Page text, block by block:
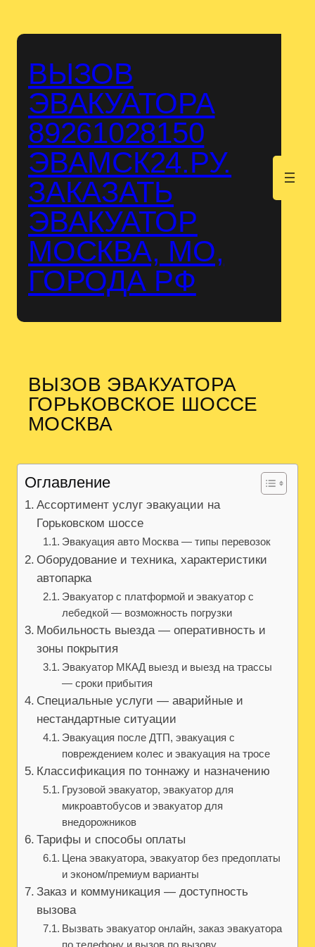
ВЫЗОВ
ЭВАКУАТОРА
89261028150
ЭВАМСК24.РУ.
ЗАКАЗАТЬ
ЭВАКУАТОР
МОСКВА, МО,
ГОРОДА РФ
ВЫЗОВ ЭВАКУАТОРА
ГОРЬКОВСКОЕ ШОССЕ
МОСКВА
Оглавление
Ассортимент услуг эвакуации на
Горьковском шоссе
Эвакуация авто Москва — типы перевозок
Оборудование и техника, характеристики
автопарка
Эвакуатор с платформой и эвакуатор с
лебедкой — возможность погрузки
Мобильность выезда — оперативность и
зоны покрытия
Эвакуатор МКАД выезд и выезд на трассы
— сроки прибытия
Специальные услуги — аварийные и
нестандартные ситуации
Эвакуация после ДТП, эвакуация с
повреждением колес и эвакуация на тросе
Классификация по тоннажу и назначению
Грузовой эвакуатор, эвакуатор для
микроавтобусов и эвакуатор для
внедорожников
Тарифы и способы оплаты
Цена эвакуатора, эвакуатор без предоплаты
и эконом/премиум варианты
Заказ и коммуникация — доступность
вызова
Вызвать эвакуатор онлайн, заказ эвакуатора